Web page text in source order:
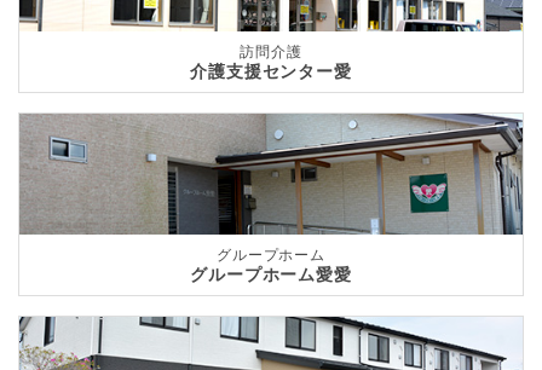
訪問介護
介護支援センター愛
グループホーム
グループホーム愛愛